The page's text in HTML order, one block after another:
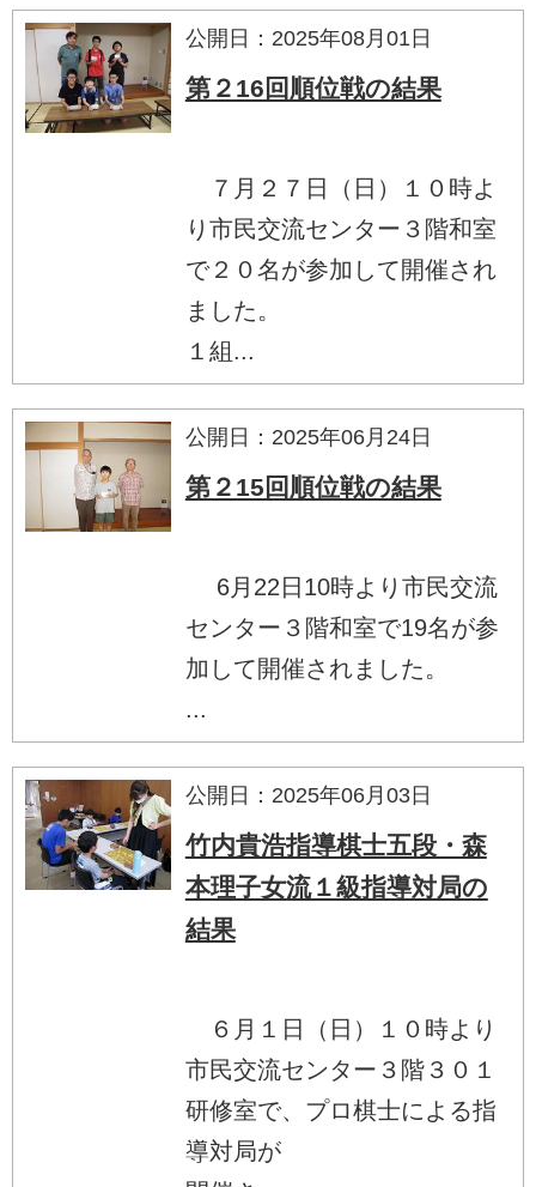
公開日：2025年08月01日
第２16回順位戦の結果
７月２７日（日）１０時よ
り市民交流センター３階和室
で２０名が参加して開催され
ました。
１組...
公開日：2025年06月24日
第２15回順位戦の結果
6月22日10時より市民交流
センター３階和室で19名が参
加して開催されました。
...
公開日：2025年06月03日
竹内貴浩指導棋士五段・森
本理子女流１級指導対局の
結果
６月１日（日）１０時より
市民交流センター３階３０１
研修室で、プロ棋士による指
導対局が